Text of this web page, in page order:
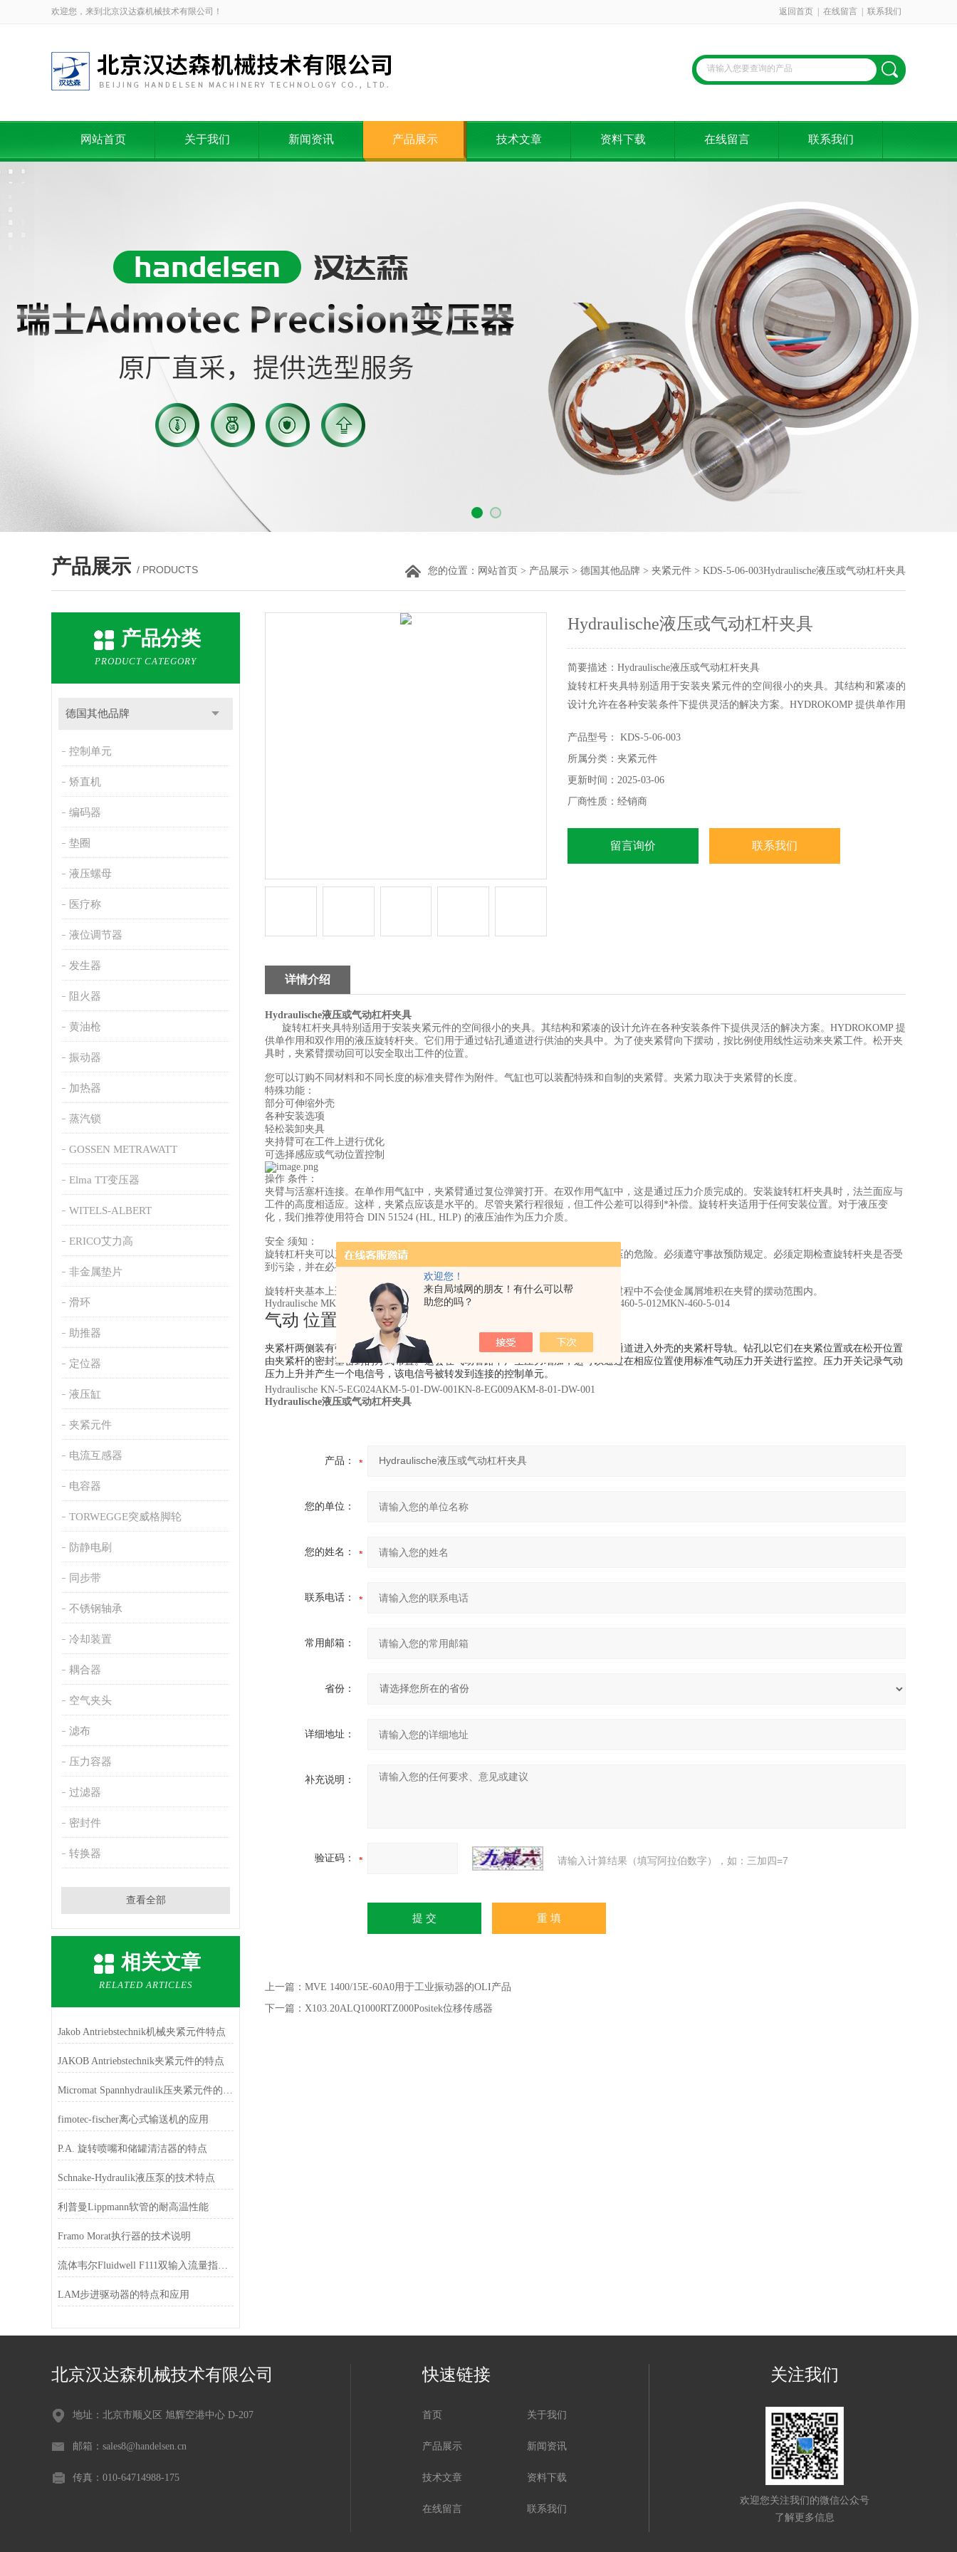
欢迎您！
来自局域网的朋友！有什么可以帮
助您的吗？
欢迎您，来到北京汉达森机械技术有限公司！ 返回首页 在线留言 联系我们
网站首页 关于我们 新闻资讯 产品展示 技术文章 资料下载 在线留言 联系我们
产品展示 / PRODUCTS 您的位置： 网站首页 > 产品展示 > 德国其他品牌 > 夹紧元件 > KDS-5-06-003Hydraulische液压或气动杠杆夹具
产品分类
PRODUCT CATEGORY
德国其他品牌
控制单元
矫直机
编码器
垫圈
液压螺母
医疗称
液位调节器
发生器
阻火器
黄油枪
振动器
加热器
蒸汽锁
GOSSEN METRAWATT
Elma TT变压器
WITELS-ALBERT
ERICO艾力高
非金属垫片
滑环
助推器
定位器
液压缸
夹紧元件
电流互感器
电容器
TORWEGGE突威格脚轮
防静电刷
同步带
不锈钢轴承
冷却装置
耦合器
空气夹头
滤布
压力容器
过滤器
密封件
转换器
查看全部
相关文章
RELATED ARTICLES
Jakob Antriebstechnik机械夹紧元件特点
JAKOB Antriebstechnik夹紧元件的特点
Micromat Spannhydraulik压夹紧元件的特点
fimotec-fischer离心式输送机的应用
P.A. 旋转喷嘴和储罐清洁器的特点
Schnake-Hydraulik液压泵的技术特点
利普曼Lippmann软管的耐高温性能
Framo Morat执行器的技术说明
流体韦尔Fluidwell F111双输入流量指示器的特征
LAM步进驱动器的特点和应用
Hydraulische液压或气动杠杆夹具
简要描述：Hydraulische液压或气动杠杆夹具
旋转杠杆夹具特别适用于安装夹紧元件的空间很小的夹具。其结构和紧凑的
设计允许在各种安装条件下提供灵活的解决方案。HYDROKOMP 提供单作用
使夹紧臂向下摆动，按比例使用线性运动来夹紧工件。松开夹具时，夹紧臂
摆动回可以安全取出工件的位置。
产品型号： KDS-5-06-003
所属分类：夹紧元件
更新时间：2025-03-06
厂商性质：经销商
留言询价 联系我们
详情介绍
Hydraulische液压或气动杠杆夹具
旋转杠杆夹具特别适用于安装夹紧元件的空间很小的夹具。其结构和紧凑的设计允许在各种安装条件下提供灵活的解决方案。HYDROKOMP 提
供单作用和双作用的液压旋转杆夹。它们用于通过钻孔通道进行供油的夹具中。为了使夹紧臂向下摆动，按比例使用线性运动来夹紧工件。松开夹
具时，夹紧臂摆动回可以安全取出工件的位置。
您可以订购不同材料和不同长度的标准夹臂作为附件。气缸也可以装配特殊和自制的夹紧臂。夹紧力取决于夹紧臂的长度。
特殊功能：
部分可伸缩外壳
各种安装选项
轻松装卸夹具
夹持臂可在工件上进行优化
可选择感应或气动位置控制
操作 条件：
夹臂与活塞杆连接。在单作用气缸中，夹紧臂通过复位弹簧打开。在双作用气缸中，这是通过压力介质完成的。安装旋转杠杆夹具时，法兰面应与
工件的高度相适应。这样，夹紧点应该是水平的。尽管夹紧行程很短，但工件公差可以得到*补偿。旋转杆夹适用于任何安装位置。对于液压变
化，我们推荐使用符合 DIN 51524 (HL, HLP) 的液压油作为压力介质。
安全 须知：
旋转杠杆夹可以产生很大的力。工件和夹具必须适用于此。在操作过程中，有挤压的危险。必须遵守事故预防规定。必须定期检查旋转杆夹是否受
到污染，并在必要时进行清洁。
旋转杆夹基本上适用于任何安装位置。但是，必须确保所选择的安装位置在操作过程中不会使金属屑堆积在夹臂的摆动范围内。
Hydraulische MKN-460-5-011MKN-460-5-009MKN-460-5-013MKN-460-5-015MKN-460-5-012MKN-460-5-014
气动 位置 控制：
夹紧杆两侧装有弹性密封塞。旋转杆夹有两个钻孔通道，压缩空气可以通过这些通道进入外壳的夹紧杆导轨。 钻孔以它们在夹紧位置或在松开位置
由夹紧杆的密封塞密封的方式布置。这会在气动管路中产生压力增加，这可以通过在相应位置使用标准气动压力开关进行监控。 压力开关记录气动
压力上升并产生一个电信号，该电信号被转发到连接的控制单元。
Hydraulische KN-5-EG024AKM-5-01-DW-001KN-8-EG009AKM-8-01-DW-001
Hydraulische液压或气动杠杆夹具
产品：
您的单位：
您的姓名：
联系电话：
常用邮箱：
省份：
详细地址：
补充说明：
验证码： 请输入计算结果（填写阿拉伯数字），如：三加四=7
上一篇： MVE 1400/15E-60A0用于工业振动器的OLI产品
下一篇： X103.20ALQ1000RTZ000Positek位移传感器
北京汉达森机械技术有限公司
地址：北京市顺义区 旭辉空港中心 D-207
邮箱：sales8@handelsen.cn
传真：010-64714988-175
快速链接
首页 关于我们
产品展示 新闻资讯
技术文章 资料下载
在线留言 联系我们
关注我们
欢迎您关注我们的微信公众号
了解更多信息